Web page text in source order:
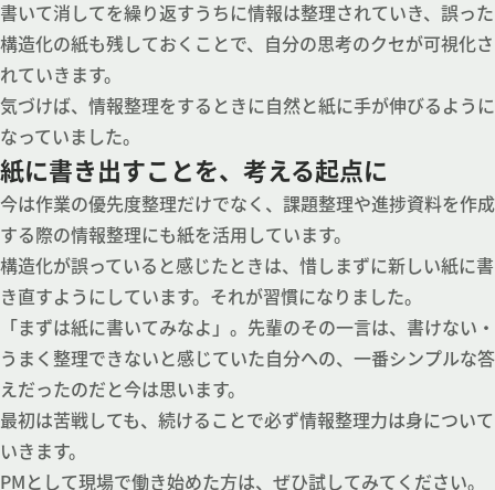
書いて消してを繰り返すうちに情報は整理されていき、誤った
構造化の紙も残しておくことで、自分の思考のクセが可視化さ
れていきます。
気づけば、情報整理をするときに自然と紙に手が伸びるように
なっていました。
紙に書き出すことを、考える起点に
今は作業の優先度整理だけでなく、課題整理や進捗資料を作成
する際の情報整理にも紙を活用しています。
構造化が誤っていると感じたときは、惜しまずに新しい紙に書
き直すようにしています。それが習慣になりました。
「まずは紙に書いてみなよ」。先輩のその一言は、書けない・
うまく整理できないと感じていた自分への、一番シンプルな答
えだったのだと今は思います。
最初は苦戦しても、続けることで必ず情報整理力は身について
いきます。
PMとして現場で働き始めた方は、ぜひ試してみてください。